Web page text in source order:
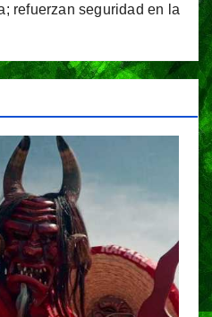
refuerzan seguridad en la